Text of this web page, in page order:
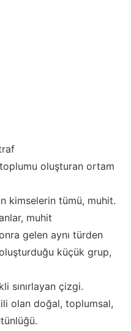
oluşturan ortam
kimselerin tümü, muhit.
muhit
gelen aynı türden
küçük grup,
sınırlayan çizgi.
olan doğal, toplumsal,